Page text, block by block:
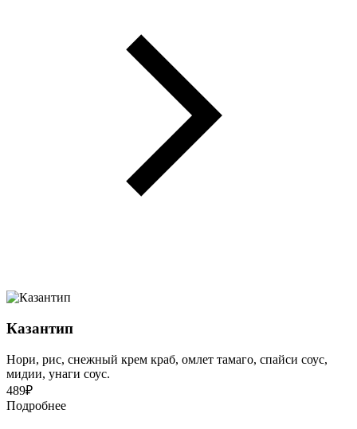
Казантип
Нори, рис, снежный крем краб, омлет тамаго, спайси соус,
мидии, унаги соус.
489₽
Подробнее